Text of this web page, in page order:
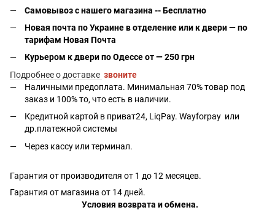
Самовывоз с нашего магазина -- Бесплатно
Новая почта по Украине в отделение или к двери — по
тарифам Новая Почта
Курьером к двери по Одессе от — 250 грн
Подробнее о доставке звоните
Наличными предоплата. Минимальная 70% товар под
заказ и 100% то, что есть в наличии.
Кредитной картой в приват24, LiqPay. Wayforpay или
др.платежной системы
Через кассу или терминал.
Гарантия от производителя от 1 до 12 месяцев.
Гарантия от магазина от 14 дней.
Условия возврата и обмена.